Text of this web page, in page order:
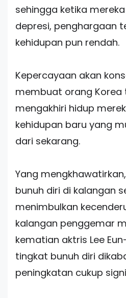
sehingga ketika
depresi, penghargaan
kehidupan pun rendah.
Kepercayaan akan
membuat orang Korea
mengakhiri hidup
kehidupan baru yang
dari sekarang.
Yang
bunuh diri di kalangan
menimbulkan
kalangan penggemar
kematian aktris Lee
tingkat bunuh diri
peningkatan cukup